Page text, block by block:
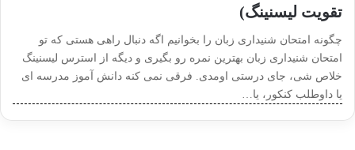
تقویت لیسنینگ)
چگونه امتحان شنیداری زبان را بخوانیم اگه دنبال راهی هستی که تو
امتحان شنیداری زبان بهترین نمره رو بگیری و دیگه از استرس لیسنینگ
خلاص شی، جای درستی اومدی. فرقی نمی کنه دانش آموز مدرسه ای
یا داوطلب کنکور، یا…